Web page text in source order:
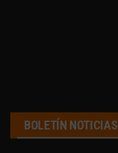
BOLETÍN NOTICIAS